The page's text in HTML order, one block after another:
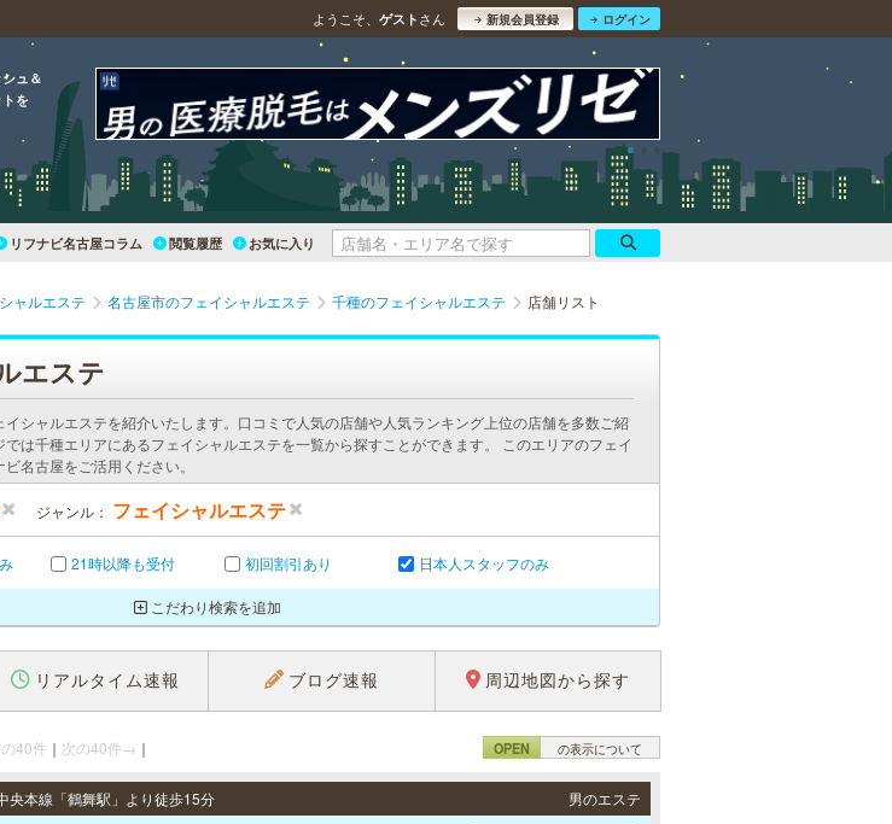
ようこそ、 ゲスト さん 新規会員登録 ログイン
ュ＆
を
リフナビ名古屋コラム 閲覧履歴 お気に入り
ャルエステ 名古屋市のフェイシャルエステ 千種のフェイシャルエステ 店舗リスト
エステ
シャルエステを紹介いたします。口コミで人気の店舗や人気ランキング上位の店舗を多数ご紹
は千種エリアにあるフェイシャルエステを一覧から探すことができます。 このエリアのフェイ
名古屋をご活用ください。
ジャンル： フェイシャルエステ
21時以降も受付 初回割引あり 日本人スタッフのみ
こだわり検索を追加
リアルタイム速報 ブログ速報 周辺地図から探す
40件 ｜ 次の40件→ ｜ OPEN の表示について
央本線「鶴舞駅」より徒歩15分 男のエステ